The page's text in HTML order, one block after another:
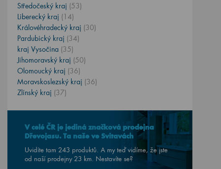
Středočeský kraj (53)
Liberecký kraj (14)
Královéhradecký kraj (30)
Pardubický kraj (34)
kraj Vysočina (35)
Jihomoravský kraj (50)
Olomoucký kraj (36)
Moravskoslezský kraj (36)
Zlínský kraj (37)
V celé ČR je jediná značková prodejna
Dřevojasu. Ta naše ve Svitavách
Uvidíte tam 243 produktů. A my teď vidíme, že jste
od naší prodejny 23 km. Nestavíte se?